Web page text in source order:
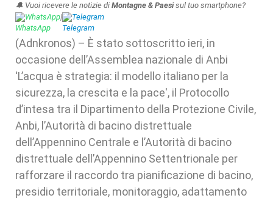
🔔 Vuoi ricevere le notizie di Montagne & Paesisul tuo smartphone?
WhatsApp| Telegram
(Adnkronos) – È stato sottoscritto ieri, in
occasione dell’Assemblea nazionale di Anbi
'L’acqua è strategia: il modello italiano per la
sicurezza, la crescita e la pace', il Protocollo
d’intesa tra il Dipartimento della Protezione Civile,
Anbi, l’Autorità di bacino distrettuale
dell’Appennino Centrale e l’Autorità di bacino
distrettuale dell’Appennino Settentrionale per
rafforzare il raccordo tra pianificazione di bacino,
presidio territoriale, monitoraggio, adattamento